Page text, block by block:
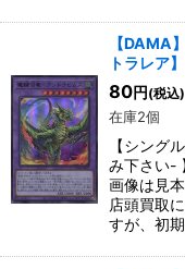
【DAMA
トラレア】
80円 (税込)
在庫2個
【シング
み下さい-
画像は見
店頭買取
すが、初